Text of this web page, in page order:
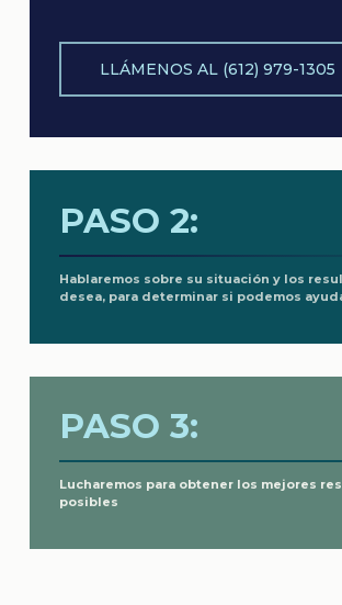
LLÁMENOS AL (612) 979-1305
PASO 2:
Hablaremos sobre su situación y los
desea, para determinar si podemos
PASO 3:
Lucharemos para obtener los mejores
posibles